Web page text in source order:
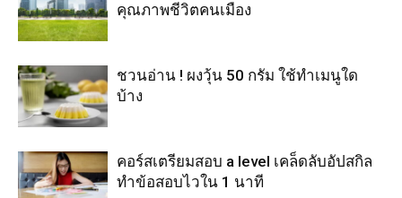
คุณภาพชีวิตคนเมือง
ชวนอ่าน ! ผงวุ้น 50 กรัม ใช้ทำเมนูใด
บ้าง
คอร์สเตรียมสอบ a level เคล็ดลับอัปสกิล
ทำข้อสอบไวใน 1 นาที